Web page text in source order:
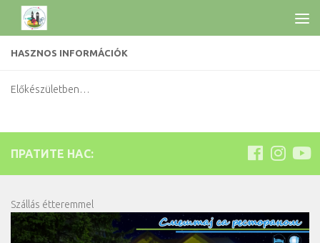
HASZNOS INFORMÁCIÓK
Előkészületben…
ПРАТИТЕ НАС:
Szállás étteremmel